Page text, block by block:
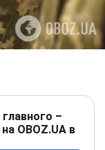
–
OBOZ.UA в